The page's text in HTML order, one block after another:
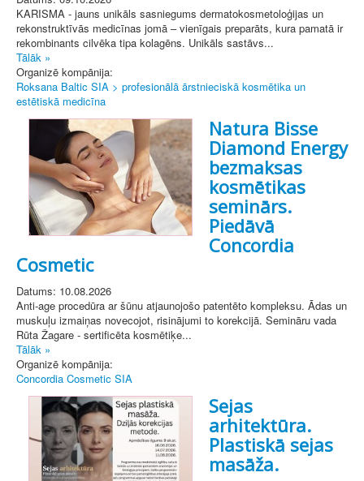
KARISMA - jauns unikāls sasniegums dermatokosmetoloģijas un
rekonstruktīvās medicīnas jomā – vienīgais preparāts, kura pamatā ir
rekombinants cilvēka tipa kolagēns. Unikāls sastāvs...
Tālāk »
Organizē kompānija:
Roksana Baltic SIA > profesionālā ārstnieciskā kosmētika un
estētiskā medicīna
Natura Bisse
Diamond Energy
bezmaksas
kosmētikas
seminārs.
Piedāvā
Concordia
Cosmetic
Datums: 10.08.2026
Anti-age procedūra ar šūnu atjaunojošo patentēto kompleksu. Ādas un
muskuļu izmaiņas novecojot, risinājumi to korekcijā. Semināru vada
Rūta Žagare - sertificēta kosmētiķe...
Tālāk »
Organizē kompānija:
Concordia Cosmetic SIA
Sejas
arhitektūra.
Plastiskā sejas
masāža.